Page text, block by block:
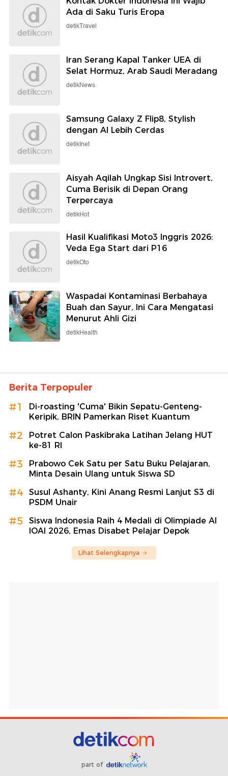
Ada di Saku Turis Eropa
detikTravel
Iran Serang Kapal Tanker UEA di
Selat Hormuz, Arab Saudi Meradang
detikNews
Samsung Galaxy Z Flip8, Stylish
dengan AI Lebih Cerdas
detikInet
Aisyah Aqilah Ungkap Sisi Introvert,
Cuma Berisik di Depan Orang
Terpercaya
detikHot
Hasil Kualifikasi Moto3 Inggris 2026:
Veda Ega Start dari P16
detikOto
Waspadai Kontaminasi Berbahaya
Buah dan Sayur, Ini Cara Mengatasi
Menurut Ahli Gizi
detikHealth
Berita Terpopuler
#1
Di-roasting 'Cuma' Bikin Sepatu-Genteng-
Keripik, BRIN Pamerkan Riset Kuantum
#2
Potret Calon Paskibraka Latihan Jelang HUT
ke-81 RI
#3
Prabowo Cek Satu per Satu Buku Pelajaran,
Minta Desain Ulang untuk Siswa SD
#4
Susul Ashanty, Kini Anang Resmi Lanjut S3 di
PSDM Unair
#5
Siswa Indonesia Raih 4 Medali di Olimpiade AI
IOAI 2026, Emas Disabet Pelajar Depok
Lihat Selengkapnya
part of